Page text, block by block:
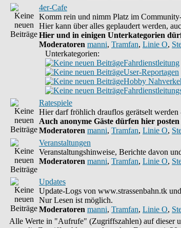
4er-Cafe
Komm rein und nimm Platz im
Hier kann über alles geplaudert werden,
Hier und in einigen Unterkategorien
Moderatoren manni, Tramfan, Linie O,
Unterkategorien:
Fahrdienstleitung
User-Reportagen
Hobby
Ratespiele
Hier darf fröhlich drauflos gerätselt
Auch anonyme Gäste dürfen hier
Moderatoren manni, Tramfan, Linie O,
Veranstaltungen
Veranstaltungshinweise, Berichte davon
Moderatoren manni, Tramfan, Linie O,
Updates
Update-Logs von www.strassenbahn.tk
Nur Lesen ist möglich.
Moderatoren manni, Tramfan, Linie O,
Alle Werte in "Aufrufe" (Zugriffszahlen) auf dieser